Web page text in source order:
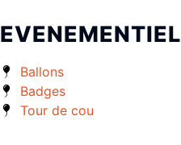
EVENEMENTIEL
Ballons
Badges
Tour de cou